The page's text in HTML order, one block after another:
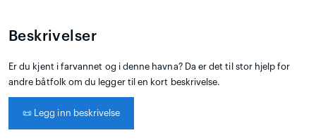
Beskrivelser
Er du kjent i farvannet og i denne havna? Da er det til stor hjelp for
andre båtfolk om du legger til en kort beskrivelse.
📜 Legg inn beskrivelse